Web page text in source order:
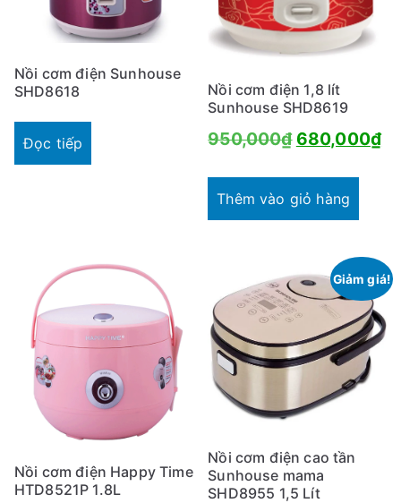
Nồi cơm điện Sunhouse
SHD8618
Đọc tiếp
Nồi cơm điện 1,8 lít
Sunhouse SHD8619
950,000₫ Giá
là:
680,000₫
Thêm vào giỏ hàng
Nồi cơm điện Happy Time
HTD8521P 1.8L
Giảm giá!
Nồi cơm điện cao tần
Sunhouse mama
SHD8955 1,5 Lít